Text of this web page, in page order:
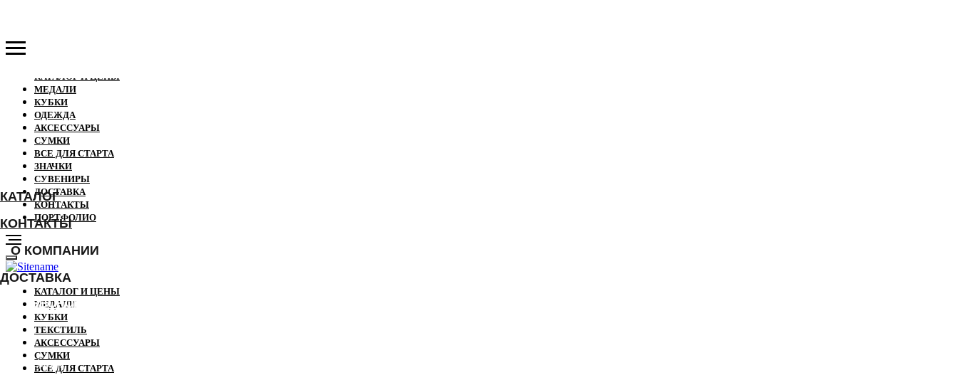
КАТАЛОГ И ЦЕНЫ
МЕДАЛИ
КУБКИ
ОДЕЖДА
АКСЕССУАРЫ
СУМКИ
ВСЕ ДЛЯ СТАРТА
ЗНАЧКИ
СУВЕНИРЫ
ДОСТАВКА
КОНТАКТЫ
ПОРТФОЛИО
КАТАЛОГ
КОНТАКТЫ
О КОМПАНИИ
ДОСТАВКА
ЗВОНОК
Назад
КАТАЛОГ И ЦЕНЫ
МЕДАЛИ
КУБКИ
ТЕКСТИЛЬ
АКСЕССУАРЫ
СУМКИ
ВСЕ ДЛЯ СТАРТА